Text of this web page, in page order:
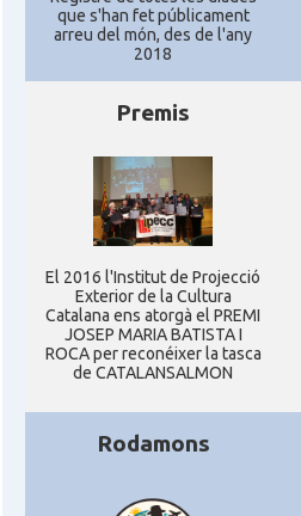
que s'han fet públicament
arreu del món, des de l'any
2018
Premis
El 2016 l'Institut de Projecció
Exterior de la Cultura
Catalana ens atorgà el PREMI
JOSEP MARIA BATISTA I
ROCA per reconéixer la tasca
de CATALANSALMON
Rodamons